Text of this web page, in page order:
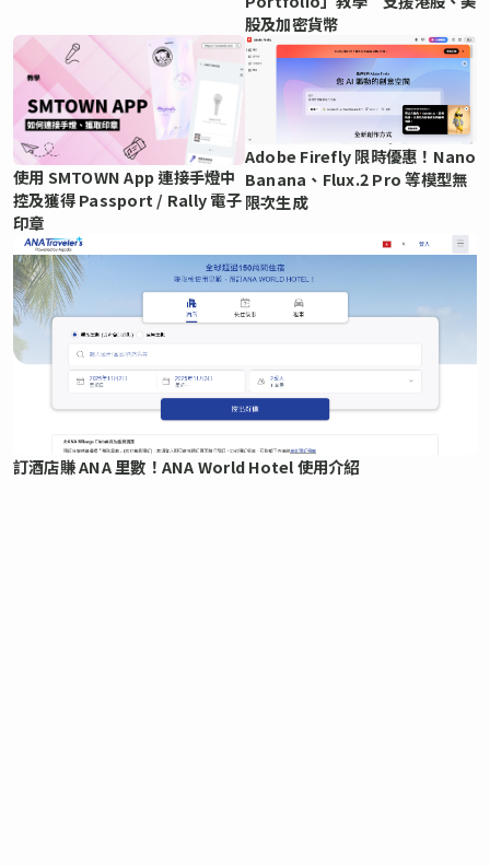
股及加密貨幣
使用 SMTOWN App 連接手燈中
控及獲得 Passport / Rally 電子
印章
Adobe Firefly 限時優惠！Nano
Banana、Flux.2 Pro 等模型無
限次生成
訂酒店賺 ANA 里數！ANA World Hotel 使用介紹